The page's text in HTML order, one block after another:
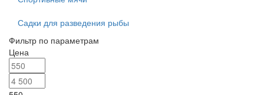
Садки для разведения рыбы
Фильтр по параметрам
Цена